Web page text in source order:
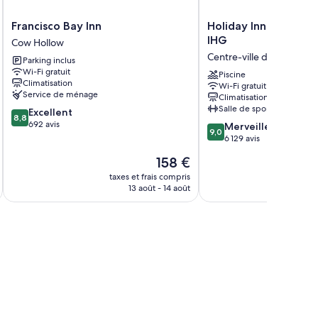
quotidien
Francisco
Bay
Inn
Cow
Hollow
Francisco Bay Inn
Cow Hollow
Parking inclus
Wi-Fi gratuit
Climatisation
Service de ménage
8.8
sur
8,8 Excellent
692 avis
Le
nouveau
prix
158 €
taxes et frais compris
13 août - 14 août
Holiday
Inn
Gateway
by
IHG
Centre-
ville
de
San
Holiday Inn Golden
IHG
Centre-ville de San
Piscine
Wi-Fi gratuit
Climatisation
Salle de sport
9.0
sur
9,0 Merveilleux
6 129 avis